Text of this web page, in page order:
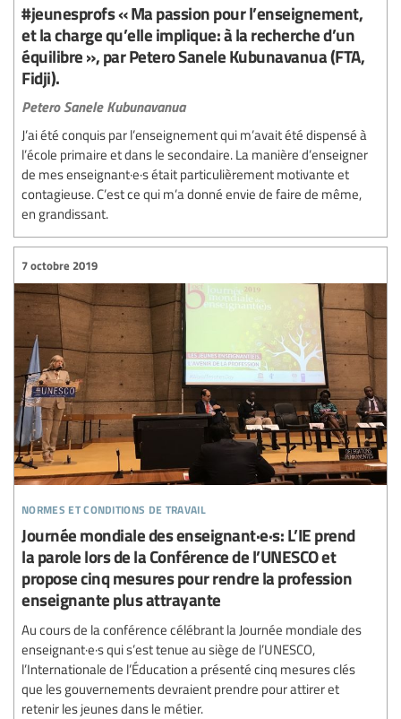
#jeunesprofs « Ma passion pour l’enseignement,
et la charge qu’elle implique: à la recherche d’un
équilibre », par Petero Sanele Kubunavanua (FTA,
Fidji).
Petero Sanele Kubunavanua
J’ai été conquis par l’enseignement qui m’avait été dispensé à
l’école primaire et dans le secondaire. La manière d’enseigner
de mes enseignant·e·s était particulièrement motivante et
contagieuse. C’est ce qui m’a donné envie de faire de même,
en grandissant.
normes et conditions de travail
7 octobre 2019
Journée mondiale des enseignant·e·s: L’IE prend
la parole lors de la Conférence de l’UNESCO et
propose cinq mesures pour rendre la profession
enseignante plus attrayante
Au cours de la conférence célébrant la Journée mondiale des
enseignant·e·s qui s’est tenue au siège de l’UNESCO,
l’Internationale de l’Éducation a présenté cinq mesures clés
que les gouvernements devraient prendre pour attirer et
retenir les jeunes dans le métier.